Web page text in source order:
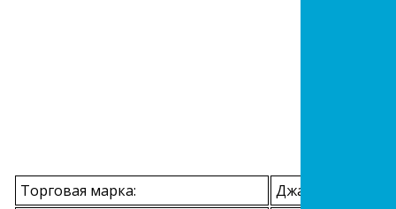
Торговая марка:
Джамбо Тойз